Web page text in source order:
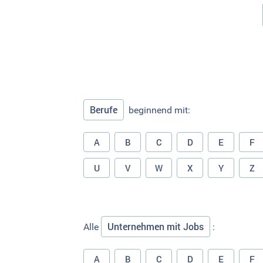
Berufe beginnend mit:
A B C D E F
U V W X Y Z
Alle Unternehmen mit Jobs :
A B C D E F